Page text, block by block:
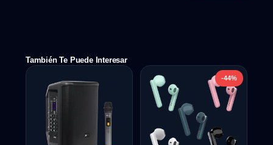
También Te Puede Interesar
-44%